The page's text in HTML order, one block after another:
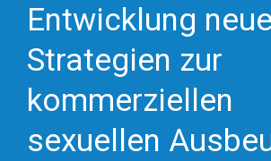
Entwicklung
Strategien zur
kommerziellen
sexuellen